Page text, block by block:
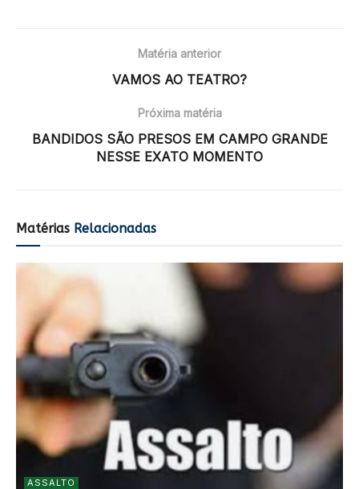
Matéria anterior
VAMOS AO TEATRO?
Próxima matéria
BANDIDOS SÃO PRESOS EM CAMPO GRANDE
NESSE EXATO MOMENTO
Matérias Relacionadas
ASSALTO